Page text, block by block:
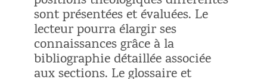
sont présentées et évaluées. Le
lecteur pourra élargir ses
connaissances grâce à la
bibliographie détaillée associée
aux sections. Le glossaire et